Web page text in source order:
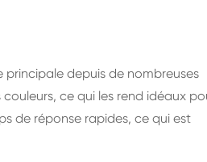
depuis de nombreuses
ce qui les rend idéaux
de réponse rapides, ce qui est